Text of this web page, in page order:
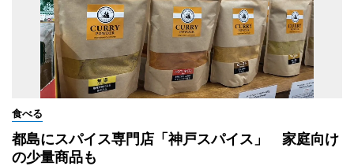
食べる
都島にスパイス専門店「神戸スパイス」 家庭向け
の少量商品も